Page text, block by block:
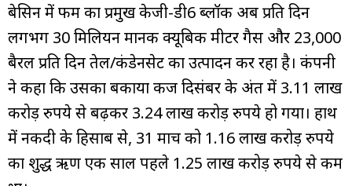
बेसिन में फर्म का प्रमुख केजी-डी6 ब्लॉक अब प्रति दिन
लगभग 30 मिलियन मानक क्यूबिक मीटर गैस और 23,000
बैरल प्रति दिन तेल/कंडेनसेट का उत्पादन कर रहा है। कंपनी
ने कहा कि उसका बकाया कर्ज दिसंबर के अंत में 3.11 लाख
करोड़ रुपये से बढ़कर 3.24 लाख करोड़ रुपये हो गया। हाथ
में नकदी के हिसाब से, 31 मार्च को 1.16 लाख करोड़ रुपये
का शुद्ध ऋण एक साल पहले 1.25 लाख करोड़ रुपये से कम